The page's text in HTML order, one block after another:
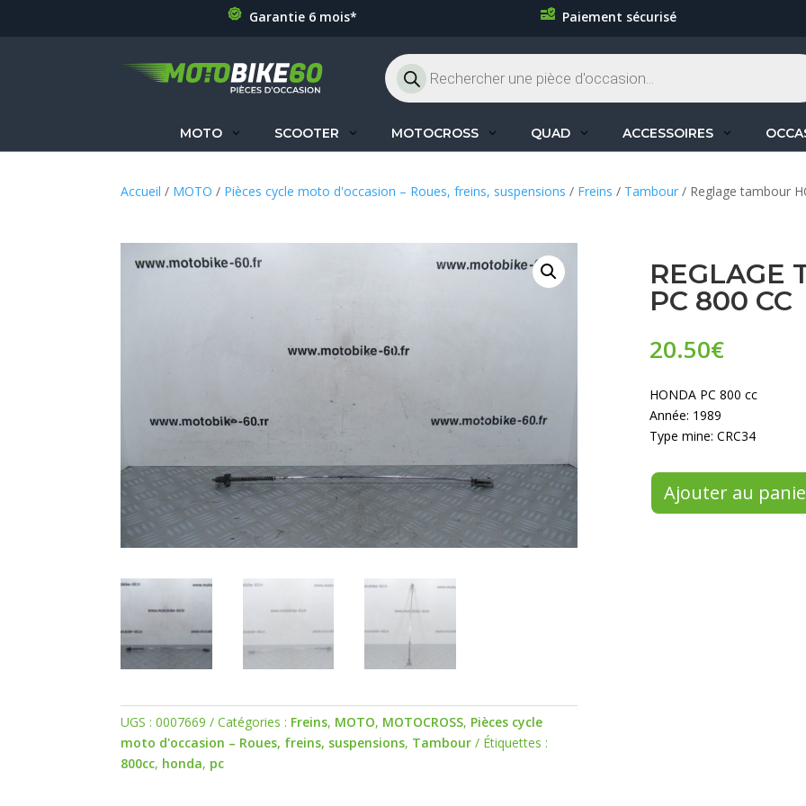
Garantie 6 mois* Paiement sécurisé
Recherche
de
produits
MOTO SCOOTER MOTOCROSS QUAD ACCESSOIRES
Accueil / MOTO / Pièces cycle moto d'occasion – Roues, freins, suspensions / Freins / Tambour / Reglage tambour
UGS :0007669 Catégories : Freins, MOTO, MOTOCROSS, Pièces cycle
moto d'occasion – Roues, freins, suspensions, Tambour
Étiquettes :
800cc, honda, pc
REGLAGE
PC 800 CC
20.50€
HONDA PC 800 cc
Année: 1989
Type mine: CRC34
Ajouter au